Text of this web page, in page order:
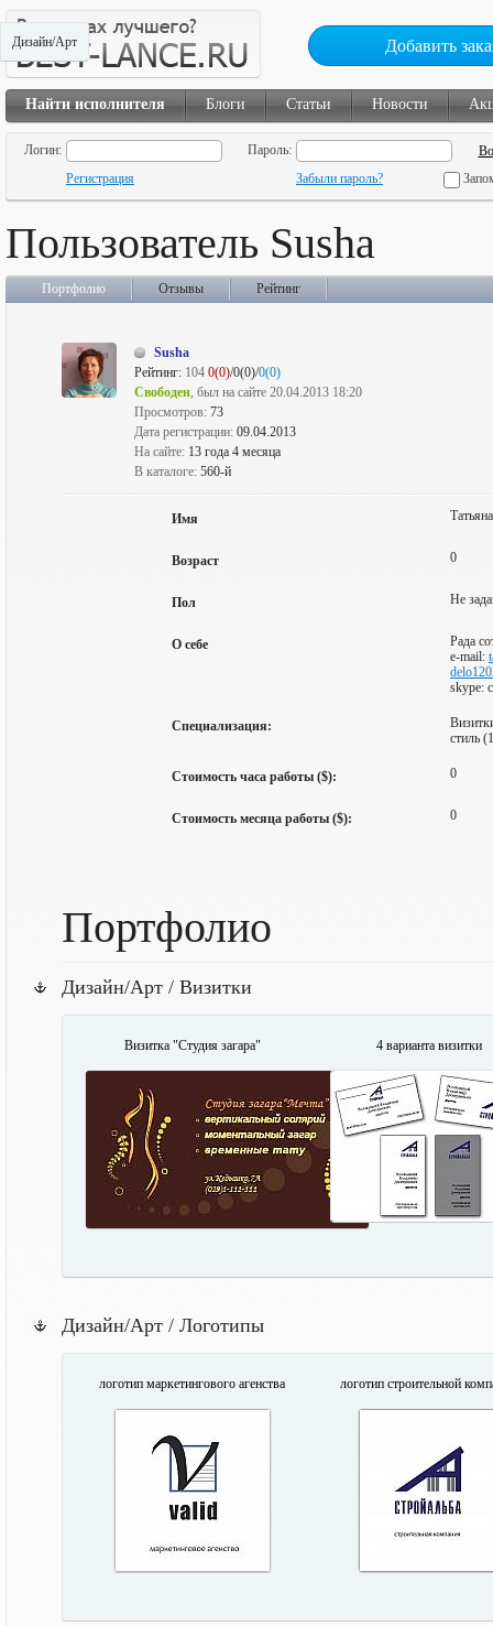
Добавить
Найти исполнителя Блоги Статьи Новости
Логин:
Пароль:
Регистрация
Забыли пароль?
Пользователь Susha
Портфолио Отзывы Рейтинг
Susha
Рейтинг: 104 0(0)/0(0)/0(0)
Свободен, был на сайте 20.04.2013 18:20
Просмотров: 73
Дата регистрации: 09.04.2013
На сайте: 13 года 4 месяца
В каталоге: 560-й
Дизайн/Арт
Имя
Возраст 0
Пол Не
О себе
Рада
e-mail:
skype:
Специализация:
стиль
Стоимость часа работы ($): 0
Стоимость месяца работы ($): 0
Портфолио
Дизайн/Арт / Визитки
Визитка "Студия загара" 4 варианта визитки
Дизайн/Арт / Логотипы
логотип маркетингового агенства логотип строительной